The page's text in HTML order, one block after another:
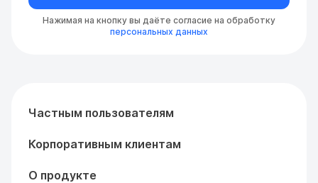
Нажимая на кнопку вы даёте согласие на обработку
персональных данных
Частным пользователям
Корпоративным клиентам
О продукте